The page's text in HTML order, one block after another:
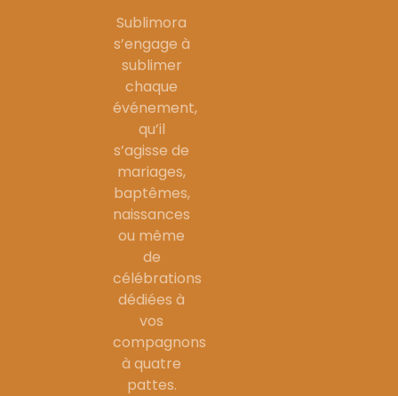
Sublimora
s’engage à
sublimer
chaque
événement,
qu’il
s’agisse de
mariages,
baptêmes,
naissances
ou même
de
célébrations
dédiées à
vos
compagnons
à quatre
pattes.